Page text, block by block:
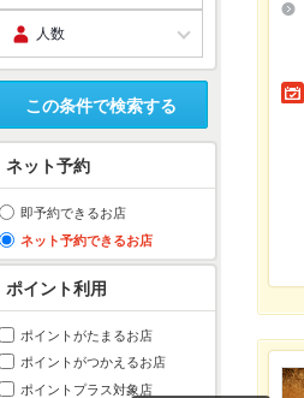
この条件で検索する
ネット予約
即予約できるお店
ネット予約できるお店
ポイント利用
ポイントがたまるお店
ポイントがつかえるお店
ポイントプラス対象店